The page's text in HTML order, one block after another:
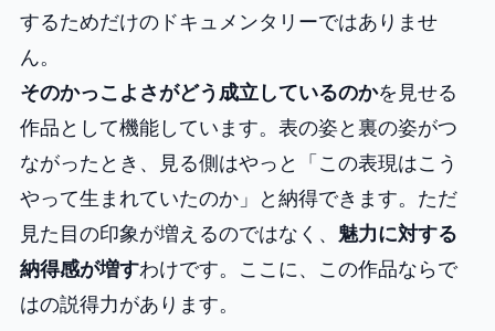
するためだけのドキュメンタリーではありませ
ん。
そのかっこよさがどう成立しているのかを見せる
作品として機能しています。表の姿と裏の姿がつ
ながったとき、見る側はやっと「この表現はこう
やって生まれていたのか」と納得できます。ただ
見た目の印象が増えるのではなく、 魅力に対する
納得感が増すわけです。ここに、この作品ならで
はの説得力があります。